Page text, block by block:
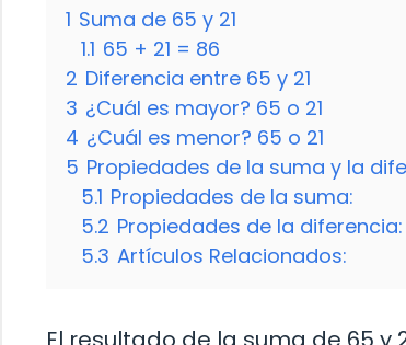
1 Suma de 65 y 21
1.1 65 + 21 = 86
2 Diferencia entre 65 y 21
3 ¿Cuál es mayor? 65 o 21
4 ¿Cuál es menor? 65 o 21
5 Propiedades de la suma y la
5.1 Propiedades de la suma:
5.2 Propiedades de la diferencia:
5.3 Artículos Relacionados: